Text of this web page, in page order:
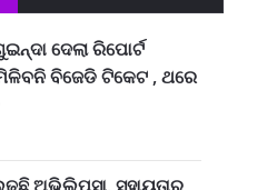
ଦେଲା ରିପୋର୍ଟ
ବିଜେଡି ଟିକେଟ , ଥରେ